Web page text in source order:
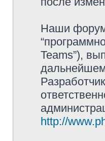
Наши
Teams”),
http://